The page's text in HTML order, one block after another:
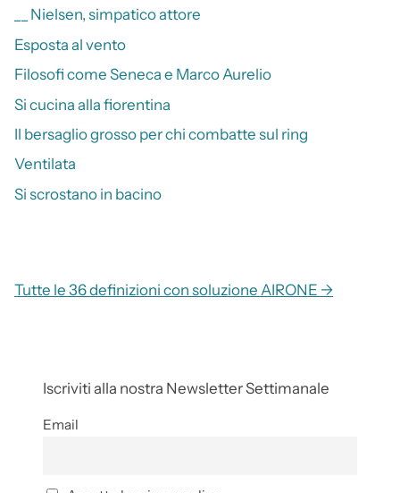
__ Nielsen, simpatico attore
Esposta al vento
Filosofi come Seneca e Marco Aurelio
Si cucina alla fiorentina
Il bersaglio grosso per chi combatte sul ring
Ventilata
Si scrostano in bacino
Tutte le 36 definizioni con soluzione AIRONE →
Iscriviti alla nostra Newsletter Settimanale
Email